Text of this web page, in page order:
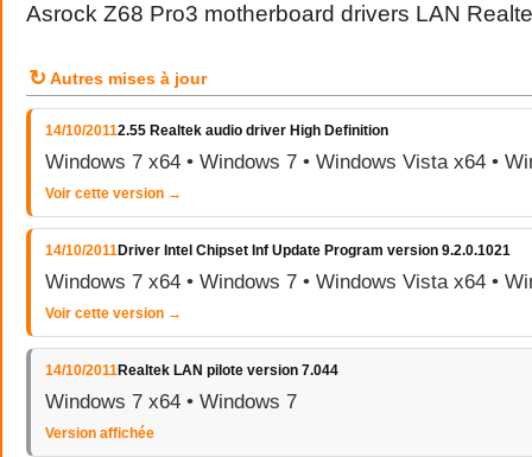
Asrock Z68 Pro3 motherboard drivers LAN
↻ Autres mises à jour
14/10/20112.55 Realtek audio driver High Definition
Windows 7 x64 • Windows 7 • Windows Vista x64 •
Voir cette version →
14/10/2011Driver Intel Chipset Inf Update Program version 9.2.0.1021
Windows 7 x64 • Windows 7 • Windows Vista x64 •
Voir cette version →
14/10/2011Realtek LAN pilote version 7.044
Windows 7 x64 • Windows 7
Version affichée